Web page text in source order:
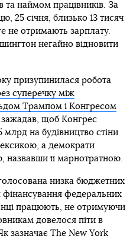
та наймом працівників. За
25 січня, близько 13 тисяч
не отримають зарплату.
негайно відновити
призупинилася робота
суперечку між
Трампом і Конгресом
зажадав, щоб Конгрес
на будівництво стіни
а демократи
назвавши її марнотратною.
низка бюджетних
федеральних
працюють, не отримуючи
довелося піти в
зазначає The New York